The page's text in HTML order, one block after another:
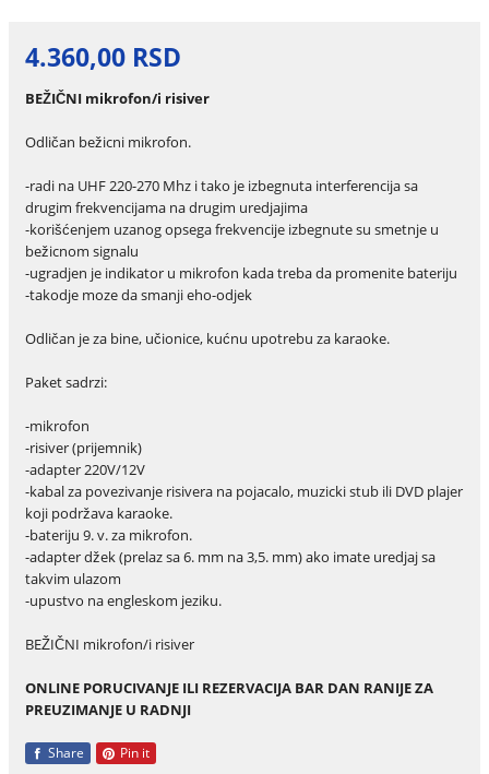
4.360,00 RSD
BEŽIČNI mikrofon/i risiver
Odličan bežicni mikrofon.
-radi na UHF 220-270 Mhz i tako je izbegnuta interferencija sa
drugim frekvencijama na drugim uredjajima
-korišćenjem uzanog opsega frekvencije izbegnute su smetnje u
bežicnom signalu
-ugradjen je indikator u mikrofon kada treba da promenite bateriju
-takodje moze da smanji eho-odjek
Odličan je za bine, učionice, kućnu upotrebu za karaoke.
Paket sadrzi:
-mikrofon
-risiver (prijemnik)
-adapter 220V/12V
-kabal za povezivanje risivera na pojacalo, muzicki stub ili DVD plajer
koji podržava karaoke.
-bateriju 9. v. za mikrofon.
-adapter džek (prelaz sa 6. mm na 3,5. mm) ako imate uredjaj sa
takvim ulazom
-upustvo na engleskom jeziku.
BEŽIČNI mikrofon/i risiver
ONLINE PORUCIVANJE ILI REZERVACIJA BAR DAN RANIJE ZA
PREUZIMANJE U RADNJI
Share Pin it